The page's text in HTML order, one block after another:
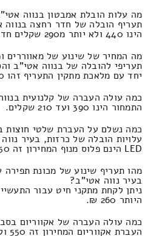
מה עלות הובלת אמבטון בנווה
תעריף הובלה של חדר רחצה
הינו 440 ולא יותר מ290 שקלים חדשים.
מה המחיר של שינוע של מאווררים
תעריפי להובלה של בנווה אטי"ב
יחד עם מלאכת מתקין התעריף זהו 340 וזה מגיע עד 170 שקל.
כמה עולה העברה של קלנועית
התמחור הינו 390 ועד 210 שקלים.
כמה נשלם על העברת שלטי חוצות
עלויות הובלה של כרזות, בעיר
LED הינם פלוס מנוף המחירון זה 450 ולא יותר מ190 שקל.
מהו תעריף שינוע של מכונת
בעיר נווה אטי"ב?
היותר 260 ₪.
כמה עולה העברה של אקווריום
העברת אקווריום המחירון זה 550 ולכל היותר 240 שקל.